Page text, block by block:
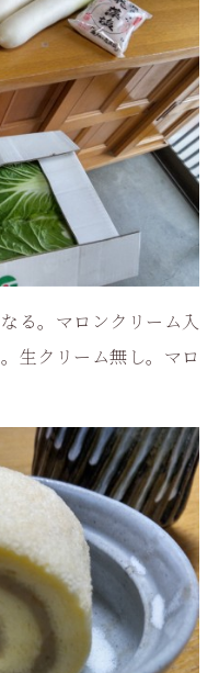
る。マロンクリーム入
生クリーム無し。マロ